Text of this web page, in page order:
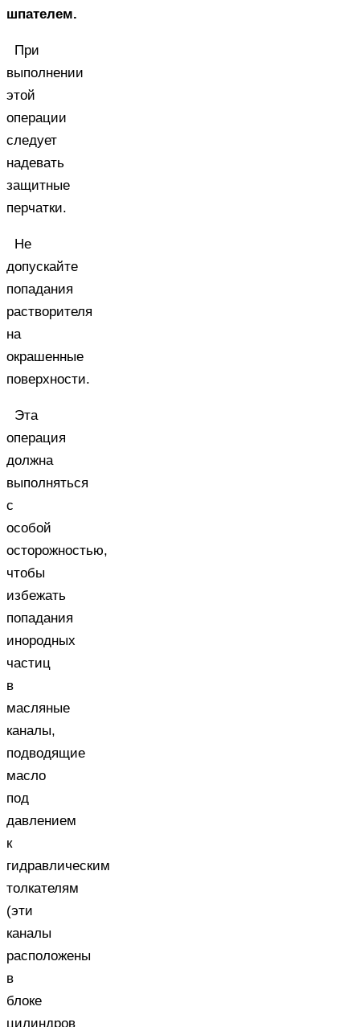
шпателем.
При
выполнении
этой
операции
следует
надевать
защитные
перчатки.
Не
допускайте
попадания
растворителя
на
окрашенные
поверхности.
Эта
операция
должна
выполняться
с
особой
осторожностью,
чтобы
избежать
попадания
инородных
частиц
в
масляные
каналы,
подводящие
масло
под
давлением
к
гидравлическим
толкателям
(эти
каналы
расположены
в
блоке
цилиндров